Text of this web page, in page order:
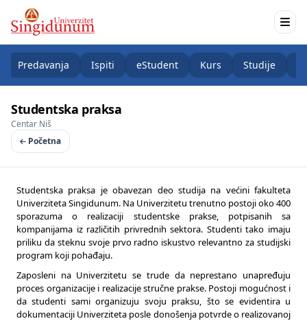
Predavanja Ispiti eStudent Kurs Studije
Studentska praksa
Centar Niš
Početna
Studentska praksa je obavezan deo studija na većini fakulteta
Univerziteta Singidunum. Na Univerzitetu trenutno postoji oko 400
sporazuma o realizaciji studentske prakse, potpisanih sa
kompanijama iz različitih privrednih sektora. Studenti tako imaju
priliku da steknu svoje prvo radno iskustvo relevantno za studijski
program koji pohađaju.
Zaposleni na Univerzitetu se trude da neprestano unapređuju
proces organizacije i realizacije stručne prakse. Postoji mogućnost i
da studenti sami organizuju svoju praksu, što se evidentira u
dokumentaciji Univerziteta posle donošenja potvrde o realizovanoj